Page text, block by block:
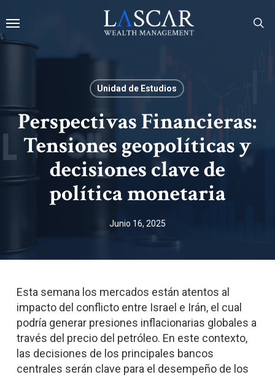
main
content
Unidad de Estudios
Perspectivas Financieras:
Tensiones geopolíticas y
decisiones clave de
política monetaria
Junio 16, 2025
Esta semana los mercados están atentos al
impacto del conflicto entre Israel e Irán, el cual
podría generar presiones inflacionarias globales a
través del precio del petróleo. En este contexto,
las decisiones de los principales bancos
centrales serán clave para el desempeño de los